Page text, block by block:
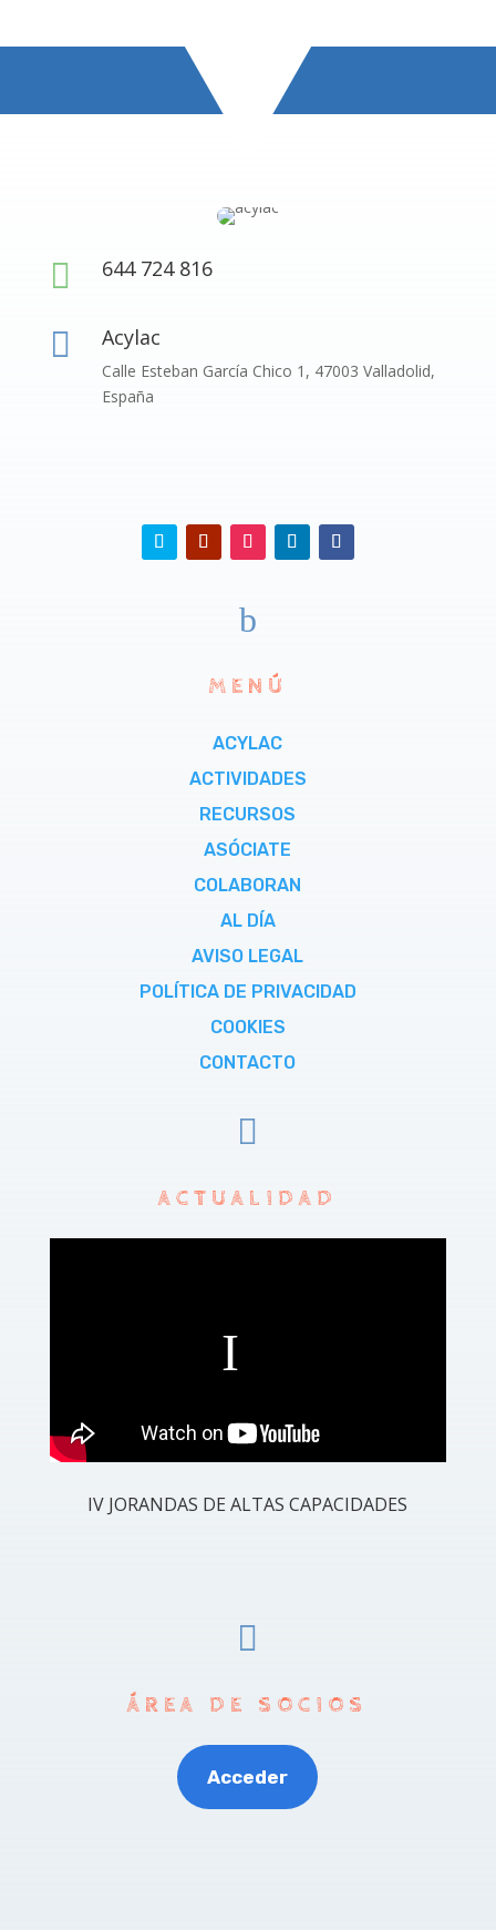
 644 724 816
 Acylac
Calle Esteban García Chico 1, 47003 Valladolid,
España
b
MENÚ
ACYLAC
ACTIVIDADES
RECURSOS
ASÓCIATE
COLABORAN
AL DÍA
AVISO LEGAL
POLÍTICA DE PRIVACIDAD
COOKIES
CONTACTO

ACTUALIDAD
IV JORANDAS DE ALTAS CAPACIDADES

ÁREA DE SOCIOS
Acceder